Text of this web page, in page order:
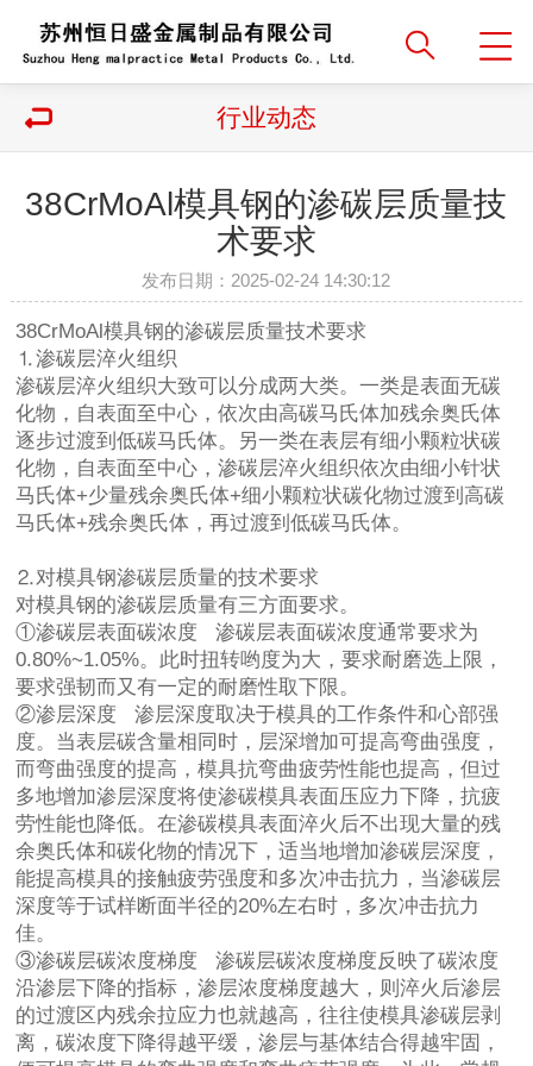
行业动态
38CrMoAl模具钢的渗碳层质量技
术要求
发布日期：2025-02-24 14:30:12
38CrMoAl模具钢的渗碳层质量技术要求
⒈渗碳层淬火组织
渗碳层淬火组织大致可以分成两大类。一类是表面无碳
化物，自表面至中心，依次由高碳马氏体加残余奥氏体
逐步过渡到低碳马氏体。另一类在表层有细小颗粒状碳
化物，自表面至中心，渗碳层淬火组织依次由细小针状
马氏体+少量残余奥氏体+细小颗粒状碳化物过渡到高碳
马氏体+残余奥氏体，再过渡到低碳马氏体。
⒉对模具钢渗碳层质量的技术要求
对模具钢的渗碳层质量有三方面要求。
①渗碳层表面碳浓度 渗碳层表面碳浓度通常要求为
0.80%~1.05%。此时扭转哟度为大，要求耐磨选上限，
要求强韧而又有一定的耐磨性取下限。
②渗层深度 渗层深度取决于模具的工作条件和心部强
度。当表层碳含量相同时，层深增加可提高弯曲强度，
而弯曲强度的提高，模具抗弯曲疲劳性能也提高，但过
多地增加渗层深度将使渗碳模具表面压应力下降，抗疲
劳性能也降低。在渗碳模具表面淬火后不出现大量的残
余奥氏体和碳化物的情况下，适当地增加渗碳层深度，
能提高模具的接触疲劳强度和多次冲击抗力，当渗碳层
深度等于试样断面半径的20%左右时，多次冲击抗力
佳。
③渗碳层碳浓度梯度 渗碳层碳浓度梯度反映了碳浓度
沿渗层下降的指标，渗层浓度梯度越大，则淬火后渗层
的过渡区内残余拉应力也就越高，往往使模具渗碳层剥
离，碳浓度下降得越平缓，渗层与基体结合得越牢固，